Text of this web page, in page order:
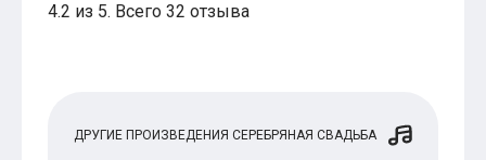
4.2 из 5. Всего 32 отзыва
ДРУГИЕ ПРОИЗВЕДЕНИЯ СЕРЕБРЯНАЯ СВАДЬБА